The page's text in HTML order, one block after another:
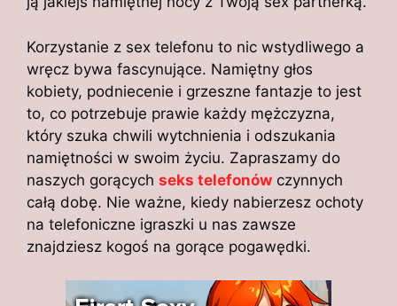
Korzystanie z sex telefonu to nic wstydliwego a
wręcz bywa fascynujące. Namiętny głos
kobiety, podniecenie i grzeszne fantazje to jest
to, co potrzebuje prawie każdy mężczyzna,
który szuka chwili wytchnienia i odszukania
namiętności w swoim życiu. Zapraszamy do
naszych gorących seks telefonów czynnych
całą dobę. Nie ważne, kiedy nabierzesz ochoty
na telefoniczne igraszki u nas zawsze
znajdziesz kogoś na gorące pogawędki.